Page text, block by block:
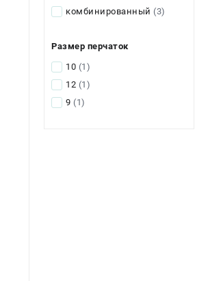
комбинированный (3)
Размер перчаток
10 (1)
12 (1)
9 (1)